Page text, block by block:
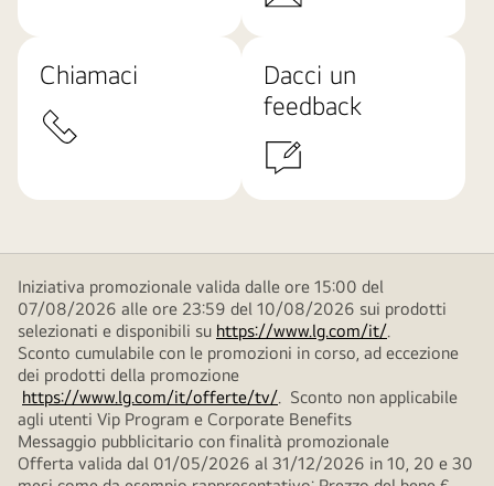
Chiamaci
Dacci un
feedback
Iniziativa promozionale valida dalle ore 15:00 del
07/08/2026 alle ore 23:59 del 10/08/2026 sui prodotti
selezionati e disponibili su https://www.lg.com/it/.
Sconto cumulabile con le promozioni in corso, ad eccezione
dei prodotti della promozione
https://www.lg.com/it/offerte/tv/. Sconto non applicabile
agli utenti Vip Program e Corporate Benefits
Messaggio pubblicitario con finalità promozionale
Offerta valida dal 01/05/2026 al 31/12/2026 in 10, 20 e 30